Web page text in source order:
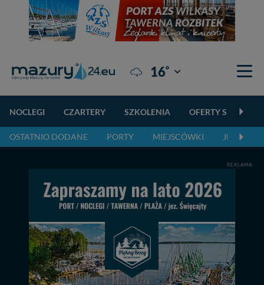
16° Giżycko
NOCLEGI CZARTERY SZKOLENIA OFERTY
OSTATNIO DODANE PORTY MIEJSCÓWKI JEZIORA,
REKLAMA